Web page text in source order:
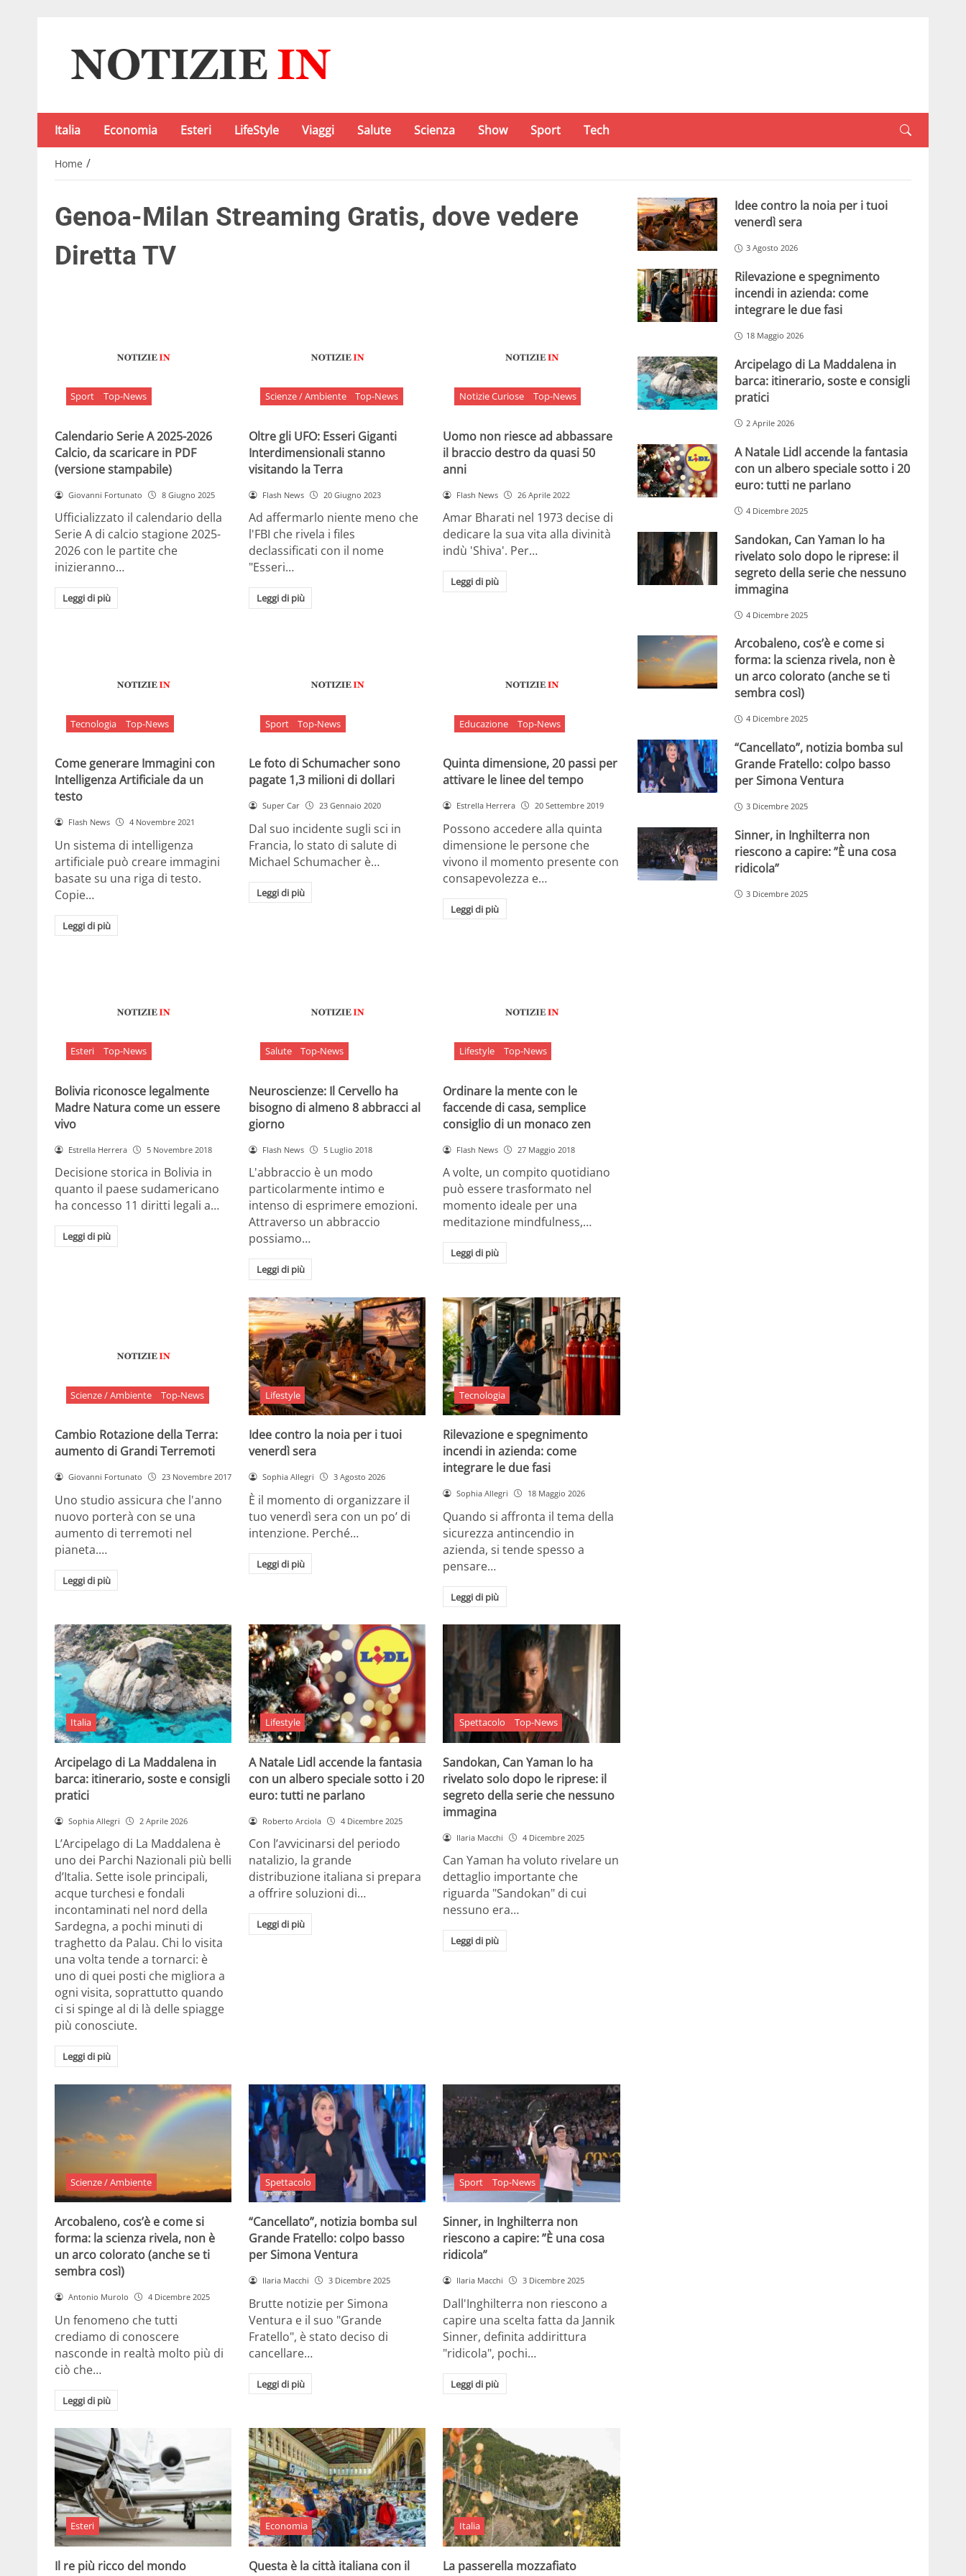
Italia Economia Esteri LifeStyle Viaggi Salute Scienza Show Sport Tech
Home /
Genoa-Milan Streaming Gratis, dove vedere
Diretta TV
Sport Top-News
Calendario Serie A 2025-2026
Calcio, da scaricare in PDF
(versione stampabile)
Giovanni Fortunato 8 Giugno 2025
Ufficializzato il calendario della
Serie A di calcio stagione 2025-
2026 con le partite che
inizieranno…
Leggi di più
Scienze / Ambiente Top-News
Oltre gli UFO: Esseri Giganti
Interdimensionali stanno
visitando la Terra
Flash News 20 Giugno 2023
Ad affermarlo niente meno che
l'FBI che rivela i files
declassificati con il nome
"Esseri…
Leggi di più
Notizie Curiose Top-News
Uomo non riesce ad abbassare
il braccio destro da quasi 50
anni
Flash News 26 Aprile 2022
Amar Bharati nel 1973 decise di
dedicare la sua vita alla divinità
indù 'Shiva'. Per…
Leggi di più
Tecnologia Top-News
Come generare Immagini con
Intelligenza Artificiale da un
testo
Flash News 4 Novembre 2021
Un sistema di intelligenza
artificiale può creare immagini
basate su una riga di testo.
Copie…
Leggi di più
Sport Top-News
Le foto di Schumacher sono
pagate 1,3 milioni di dollari
Super Car 23 Gennaio 2020
Dal suo incidente sugli sci in
Francia, lo stato di salute di
Michael Schumacher è…
Leggi di più
Educazione Top-News
Quinta dimensione, 20 passi per
attivare le linee del tempo
Estrella Herrera 20 Settembre 2019
Possono accedere alla quinta
dimensione le persone che
vivono il momento presente con
consapevolezza e…
Leggi di più
Esteri Top-News
Bolivia riconosce legalmente
Madre Natura come un essere
vivo
Estrella Herrera 5 Novembre 2018
Decisione storica in Bolivia in
quanto il paese sudamericano
ha concesso 11 diritti legali a…
Leggi di più
Salute Top-News
Neuroscienze: Il Cervello ha
bisogno di almeno 8 abbracci al
giorno
Flash News 5 Luglio 2018
L'abbraccio è un modo
particolarmente intimo e
intenso di esprimere emozioni.
Attraverso un abbraccio
possiamo…
Leggi di più
Lifestyle Top-News
Ordinare la mente con le
faccende di casa, semplice
consiglio di un monaco zen
Flash News 27 Maggio 2018
A volte, un compito quotidiano
può essere trasformato nel
momento ideale per una
meditazione mindfulness,…
Leggi di più
Scienze / Ambiente Top-News
Cambio Rotazione della Terra:
aumento di Grandi Terremoti
Giovanni Fortunato 23 Novembre 2017
Uno studio assicura che l'anno
nuovo porterà con se una
aumento di terremoti nel
pianeta.…
Leggi di più
Lifestyle
Idee contro la noia per i tuoi
venerdì sera
Sophia Allegri 3 Agosto 2026
È il momento di organizzare il
tuo venerdì sera con un po’ di
intenzione. Perché…
Leggi di più
Tecnologia
Rilevazione e spegnimento
incendi in azienda: come
integrare le due fasi
Sophia Allegri 18 Maggio 2026
Quando si affronta il tema della
sicurezza antincendio in
azienda, si tende spesso a
pensare…
Leggi di più
Italia
Arcipelago di La Maddalena in
barca: itinerario, soste e consigli
pratici
Sophia Allegri 2 Aprile 2026
L’Arcipelago di La Maddalena è
uno dei Parchi Nazionali più belli
d’Italia. Sette isole principali,
acque turchesi e fondali
incontaminati nel nord della
Sardegna, a pochi minuti di
traghetto da Palau. Chi lo visita
una volta tende a tornarci: è
uno di quei posti che migliora a
ogni visita, soprattutto quando
ci si spinge al di là delle spiagge
più conosciute.
Leggi di più
Lifestyle
A Natale Lidl accende la fantasia
con un albero speciale sotto i 20
euro: tutti ne parlano
Roberto Arciola 4 Dicembre 2025
Con l’avvicinarsi del periodo
natalizio, la grande
distribuzione italiana si prepara
a offrire soluzioni di…
Leggi di più
Spettacolo Top-News
Sandokan, Can Yaman lo ha
rivelato solo dopo le riprese: il
segreto della serie che nessuno
immagina
Ilaria Macchi 4 Dicembre 2025
Can Yaman ha voluto rivelare un
dettaglio importante che
riguarda "Sandokan" di cui
nessuno era…
Leggi di più
Scienze / Ambiente
Arcobaleno, cos’è e come si
forma: la scienza rivela, non è
un arco colorato (anche se ti
sembra così)
Antonio Murolo 4 Dicembre 2025
Un fenomeno che tutti
crediamo di conoscere
nasconde in realtà molto più di
ciò che…
Leggi di più
Spettacolo
“Cancellato”, notizia bomba sul
Grande Fratello: colpo basso
per Simona Ventura
Ilaria Macchi 3 Dicembre 2025
Brutte notizie per Simona
Ventura e il suo "Grande
Fratello", è stato deciso di
cancellare…
Leggi di più
Sport Top-News
Sinner, in Inghilterra non
riescono a capire: ”È una cosa
ridicola”
Ilaria Macchi 3 Dicembre 2025
Dall'Inghilterra non riescono a
capire una scelta fatta da Jannik
Sinner, definita addirittura
"ridicola", pochi…
Leggi di più
Esteri
Il re più ricco del mondo
Economia
Questa è la città italiana con il
Italia
La passerella mozzafiato
Idee contro la noia per i tuoi
venerdì sera
3 Agosto 2026
Rilevazione e spegnimento
incendi in azienda: come
integrare le due fasi
18 Maggio 2026
Arcipelago di La Maddalena in
barca: itinerario, soste e consigli
pratici
2 Aprile 2026
A Natale Lidl accende la fantasia
con un albero speciale sotto i 20
euro: tutti ne parlano
4 Dicembre 2025
Sandokan, Can Yaman lo ha
rivelato solo dopo le riprese: il
segreto della serie che nessuno
immagina
4 Dicembre 2025
Arcobaleno, cos’è e come si
forma: la scienza rivela, non è
un arco colorato (anche se ti
sembra così)
4 Dicembre 2025
“Cancellato”, notizia bomba sul
Grande Fratello: colpo basso
per Simona Ventura
3 Dicembre 2025
Sinner, in Inghilterra non
riescono a capire: ”È una cosa
ridicola”
3 Dicembre 2025